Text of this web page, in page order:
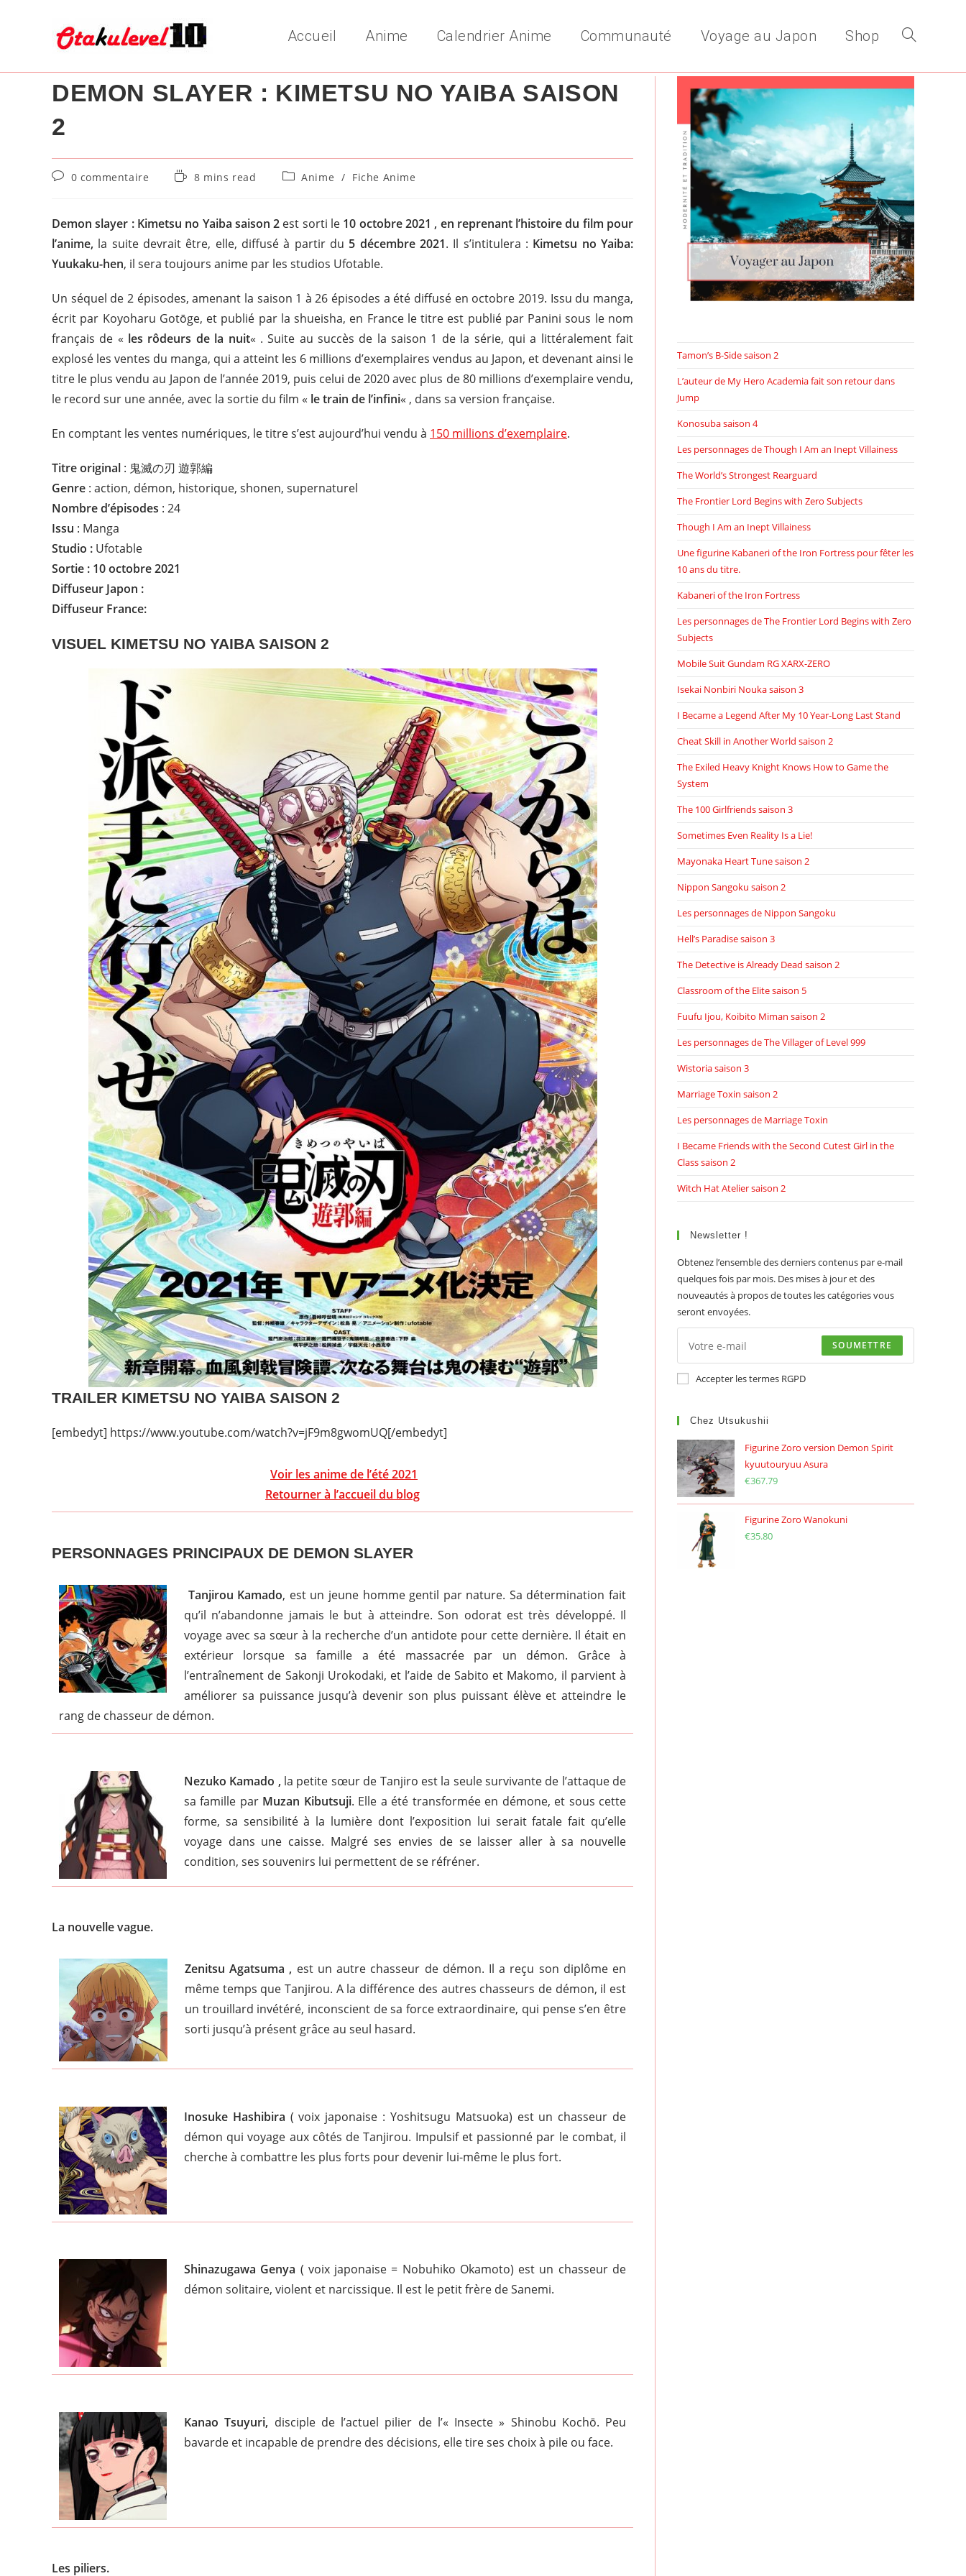
Accueil Anime Calendrier Anime Communauté Voyage au Japon Shop Toggle
website
search
DEMON SLAYER : KIMETSU NO YAIBA SAISON
2
Commentaires
publication :
0 commentaire
Temps8 mins read
PostAnime / Fiche Anime
Demon slayer : Kimetsu no Yaiba saison 2 est sorti le 10 octobre 2021 , en reprenant l’histoire du film pour
l’anime, la suite devrait être, elle, diffusé à partir du 5 décembre 2021. Il s’intitulera : Kimetsu no Yaiba:
Yuukaku-hen, il sera toujours anime par les studios Ufotable.
Un séquel de 2 épisodes, amenant la saison 1 à 26 épisodes a été diffusé en octobre 2019. Issu du manga,
écrit par Koyoharu Gotōge, et publié par la shueisha, en France le titre est publié par Panini sous le nom
français de « les rôdeurs de la nuit« . Suite au succès de la saison 1 de la série, qui a littéralement fait
explosé les ventes du manga, qui a atteint les 6 millions d’exemplaires vendus au Japon, et devenant ainsi le
titre le plus vendu au Japon de l’année 2019, puis celui de 2020 avec plus de 80 millions d’exemplaire vendu,
le record sur une année, avec la sortie du film « le train de l’infini« , dans sa version française.
En comptant les ventes numériques, le titre s’est aujourd’hui vendu à 150 millions d’exemplaire.
Titre original : 鬼滅の刃 遊郭編
Genre : action, démon, historique, shonen, supernaturel
Nombre d’épisodes : 24
Issu : Manga
Studio : Ufotable
Sortie : 10 octobre 2021
Diffuseur Japon :
Diffuseur France:
VISUEL KIMETSU NO YAIBA SAISON 2
TRAILER KIMETSU NO YAIBA SAISON 2
[embedyt] https://www.youtube.com/watch?v=jF9m8gwomUQ[/embedyt]
Voir les anime de l’été 2021
Retourner à l’accueil du blog
PERSONNAGES PRINCIPAUX DE DEMON SLAYER
Tanjirou Kamado, est un jeune homme gentil par nature. Sa détermination fait
qu’il n’abandonne jamais le but à atteindre. Son odorat est très développé. Il
voyage avec sa sœur à la recherche d’un antidote pour cette dernière. Il était en
extérieur lorsque sa famille a été massacrée par un démon. Grâce à
l’entraînement de Sakonji Urokodaki, et l’aide de Sabito et Makomo, il parvient à
améliorer sa puissance jusqu’à devenir son plus puissant élève et atteindre le
rang de chasseur de démon.
Nezuko Kamado , la petite sœur de Tanjiro est la seule survivante de l’attaque de
sa famille par Muzan Kibutsuji. Elle a été transformée en démone, et sous cette
forme, sa sensibilité à la lumière dont l’exposition lui serait fatale fait qu’elle
voyage dans une caisse. Malgré ses envies de se laisser aller à sa nouvelle
condition, ses souvenirs lui permettent de se réfréner.
La nouvelle vague.
Zenitsu Agatsuma , est un autre chasseur de démon. Il a reçu son diplôme en
même temps que Tanjirou. A la différence des autres chasseurs de démon, il est
un trouillard invétéré, inconscient de sa force extraordinaire, qui pense s’en être
sorti jusqu’à présent grâce au seul hasard.
Inosuke Hashibira ( voix japonaise : Yoshitsugu Matsuoka) est un chasseur de
démon qui voyage aux côtés de Tanjirou. Impulsif et passionné par le combat, il
cherche à combattre les plus forts pour devenir lui-même le plus fort.
Shinazugawa Genya ( voix japonaise = Nobuhiko Okamoto) est un chasseur de
démon solitaire, violent et narcissique. Il est le petit frère de Sanemi.
Kanao Tsuyuri, disciple de l’actuel pilier de l’« Insecte » Shinobu Kochō. Peu
bavarde et incapable de prendre des décisions, elle tire ses choix à pile ou face.
Les piliers.
Tamon’s B-Side saison 2
L’auteur de My Hero Academia fait son retour dans
Jump
Konosuba saison 4
Les personnages de Though I Am an Inept Villainess
The World’s Strongest Rearguard
The Frontier Lord Begins with Zero Subjects
Though I Am an Inept Villainess
Une figurine Kabaneri of the Iron Fortress pour fêter les
10 ans du titre.
Kabaneri of the Iron Fortress
Les personnages de The Frontier Lord Begins with Zero
Subjects
Mobile Suit Gundam RG XARX-ZERO
Isekai Nonbiri Nouka saison 3
I Became a Legend After My 10 Year-Long Last Stand
Cheat Skill in Another World saison 2
The Exiled Heavy Knight Knows How to Game the
System
The 100 Girlfriends saison 3
Sometimes Even Reality Is a Lie!
Mayonaka Heart Tune saison 2
Nippon Sangoku saison 2
Les personnages de Nippon Sangoku
Hell’s Paradise saison 3
The Detective is Already Dead saison 2
Classroom of the Elite saison 5
Fuufu Ijou, Koibito Miman saison 2
Les personnages de The Villager of Level 999
Wistoria saison 3
Marriage Toxin saison 2
Les personnages de Marriage Toxin
I Became Friends with the Second Cutest Girl in the
Class saison 2
Witch Hat Atelier saison 2
Newsletter !
Obtenez l’ensemble des derniers contenus par e-mail
quelques fois par mois. Des mises à jour et des
nouveautés à propos de toutes les catégories vous
seront envoyées.
SOUMETTRE
Accepter les termes RGPD
Chez Utsukushii
Figurine Zoro version Demon Spirit
kyuutouryuu Asura
€367.79
Figurine Zoro Wanokuni
€35.80